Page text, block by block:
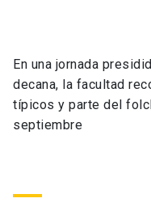
Universidad
Información para
En una jornada
decana, la facultad
típicos y parte del
septiembre